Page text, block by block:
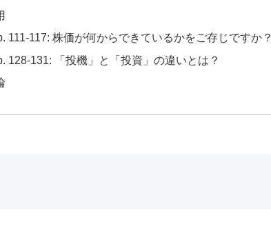
111-117: 株価が何からできているかをご存じですか？
128-131: 「投機」と「投資」の違いとは？